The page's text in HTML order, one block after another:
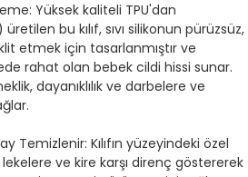
Yüksek kaliteli TPU'dan
bu kılıf, sıvı silikonun pürüzsüz,
etmek için tasarlanmıştır ve
rahat olan bebek cildi hissi sunar.
dayanıklılık ve darbelere ve
Temizlenir: Kılıfın yüzeyindeki özel
ve kire karşı direnç göstererek